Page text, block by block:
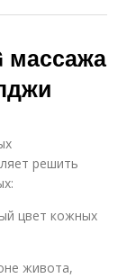
массажа
решить
цвет кожных
живота,